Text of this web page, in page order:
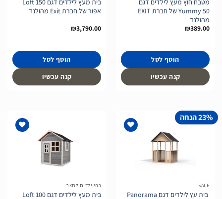
Yummy 50 של חברת EXIT
מהולנד
₪389.00
הוסף לסל
קנה עכשיו
אפור של חברת Exit מהולנד
₪3,790.00
הוסף לסל
קנה עכשיו
23% הנחה
SALE
בית עץ לילדים דגם Panorama
בתי ילדים לחצר
בית מעץ לילדים דגם Loft 100